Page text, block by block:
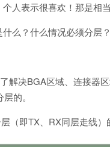
人表示很喜欢！那是相
么？什么情况必须分层
解决BGA区域、连接器
的。
（即TX、RX同层走线）